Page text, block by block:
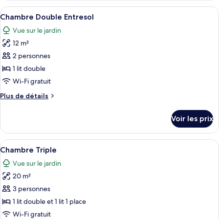
Double
Supérieure
type
de
chambre
Chambre
Double
Supérieure
Afficher
toutes
les
photos
pour
ce
type
chambre :
Entresol
Une chambre d’hôtel équipée d’un
2
Chambre Double Entresol
Vue sur le jardin
12 m²
2 personnes
1 lit double
Wi-Fi gratuit
Plus de détails
Plus
le
type
de
chambre
Chambre
Double
Entresol
Voir les prix
Afficher
toutes
les
photos
pour
ce
type
Une chambre d’hôtel avec deux lits
3
Chambre Triple
Vue sur le jardin
20 m²
3 personnes
1 lit double et 1 lit 1 place
Wi-Fi gratuit